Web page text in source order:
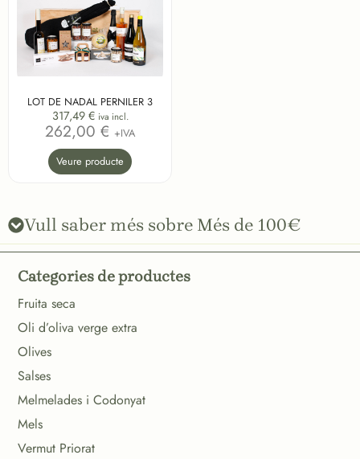
LOT DE NADAL PERNILER 3
317,49 € iva incl.
262,00 € +IVA
Veure producte
Vull saber més sobre Més de 100€
Categories de productes
Fruita seca
Oli d’oliva verge extra
Olives
Salses
Melmelades i Codonyat
Mels
Vermut Priorat